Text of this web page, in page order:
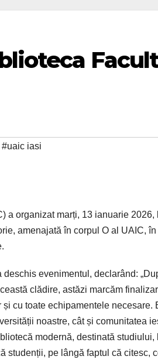
#uaic iasi
a organizat marți, 13 ianuarie
amenajată în corpul O al UAIC,
evenimentul, declarând:
clădire, astăzi marcăm
cu toate echipamentele necesare.
noastre, cât și comunitatea
modernă, destinată
studenții, pe lângă faptul că citesc,